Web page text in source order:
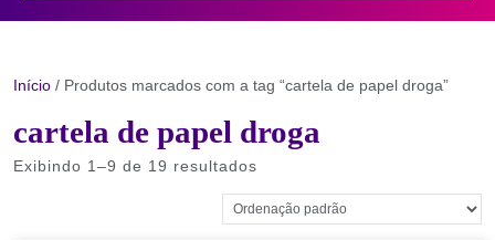
Button
Início / Produtos marcados com a tag “cartela de papel droga”
cartela de papel droga
Exibindo 1–9 de 19 resultados